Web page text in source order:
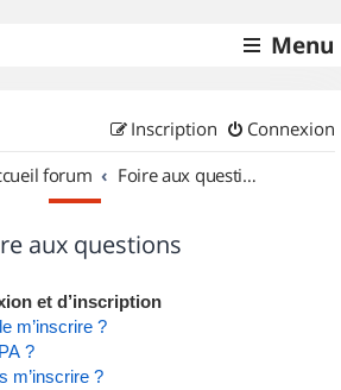
Menu
Connexion
Inscription
forum Foire aux questions
aux questions
et d’inscription
m’inscrire ?
?
m’inscrire ?